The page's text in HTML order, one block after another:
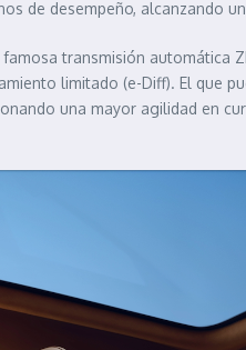
de desempeño, alcanzando
transmisión automática
limitado (e-Diff). El que
una mayor agilidad en